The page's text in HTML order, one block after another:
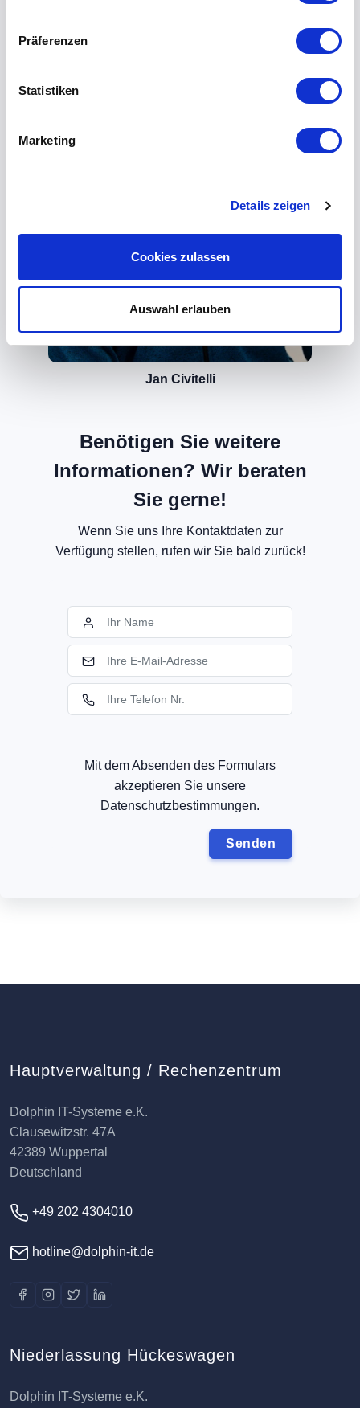
Präferenzen
Statistiken
Marketing
Details zeigen
Cookies zulassen
Auswahl erlauben
Jan Civitelli
Benötigen Sie weitere
Informationen? Wir beraten
Sie gerne!
Wenn Sie uns Ihre Kontaktdaten zur
Verfügung stellen, rufen wir Sie bald zurück!
Mit dem Absenden des Formulars
akzeptieren Sie unsere
Datenschutzbestimmungen.
Hauptverwaltung / Rechenzentrum
Dolphin IT-Systeme e.K.
Clausewitzstr. 47A
42389 Wuppertal
Deutschland
+49 202 4304010
hotline@dolphin-it.de
Niederlassung Hückeswagen
Dolphin IT-Systeme e.K.